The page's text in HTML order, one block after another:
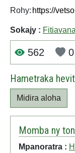
Rohy:
Sokajy : Fitiavana
562 0
Hametraka
Midira aloha
Momba ny
Mpanoratra :